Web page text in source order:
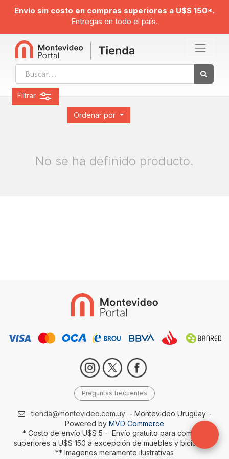
Envío sin costo en compras superiores a U$S 150*.
Entregas en todo el país.
Ordenar por
Filtrar
No se ha definido producto.
Preguntas frecuentes
tienda@montevideo.com.uy - Montevideo Uruguay -
Powered by MVD Commerce
* Costo de envío U$S 5 - Envío gratuito para compras
superiores a U$S 150 a excepción de muebles y bicicletas-
** Imagenes meramente ilustrativas